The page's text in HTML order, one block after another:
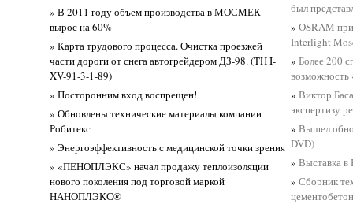
» В 2011 году объем производства в МОСМЕК
вырос на 60%
» Карта трудового процесса. Очистка проезжей
части дороги от снега автогрейдером ДЗ-98. (TH I-
XV-91-3-1-89)
» Посторонним вход воспрещен!
» Обновлены технические материалы компании
Робитекс
» Энергоэффективность с медицинской точки зрения
» «ПЕНОПЛЭКС» начал продажу теплоизоляции
нового поколения под торговой маркой
НАНОПЛЭКС®
был
»OSRAM
Interlight
»Более 200
»Виктор
экспертизу
»Вышел
DVD)
»Выставка в
»Сборник